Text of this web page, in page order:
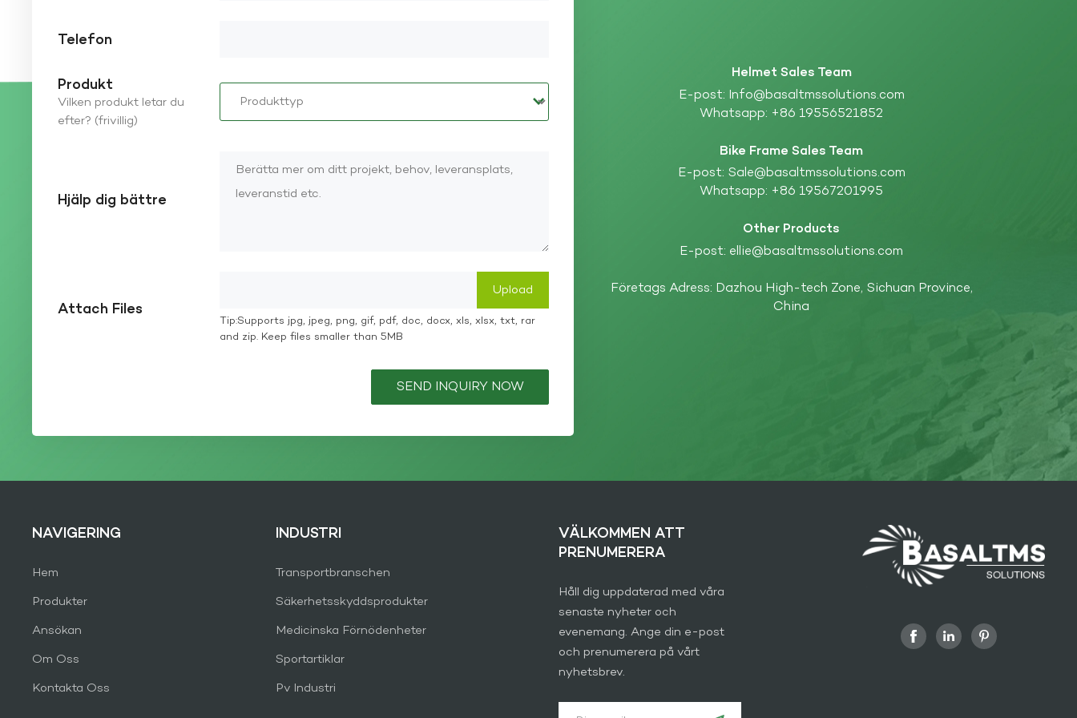
Telefon
Produkt
Vilken produkt letar du
efter? (frivillig)
Hjälp dig bättre
Attach Files
Tip:Supports jpg, jpeg, png, gif, pdf, doc, docx, xls, xlsx, txt, rar
and zip. Keep files smaller than 5MB
SEND INQUIRY NOW
Helmet Sales Team
E-post: Info@basaltmssolutions.com
Whatsapp: +86 19556521852
Bike Frame Sales Team
E-post: Sale@basaltmssolutions.com
Whatsapp: +86 19567201995
Other Products
E-post: ellie@basaltmssolutions.com
Företags Adress: Dazhou High-tech Zone, Sichuan Province,
China
NAVIGERING
Hem
Produkter
Ansökan
Om Oss
Kontakta Oss
INDUSTRI
Transportbranschen
Säkerhetsskyddsprodukter
Medicinska Förnödenheter
Sportartiklar
Pv Industri
VÄLKOMMEN ATT
PRENUMERERA
Håll dig uppdaterad med våra
senaste nyheter och
evenemang. Ange din e-post
och prenumerera på vårt
nyhetsbrev.